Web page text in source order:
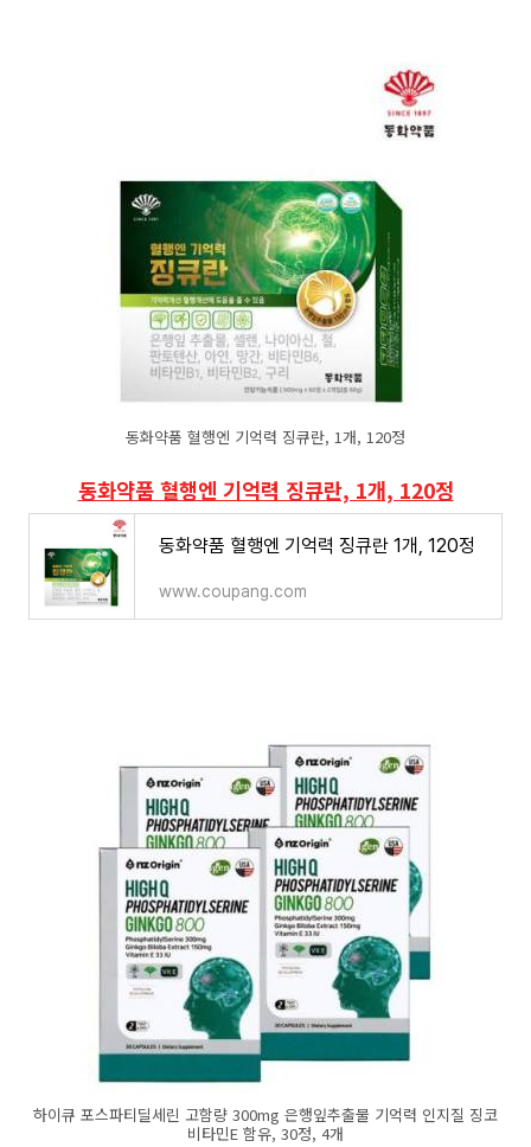
동화약품 혈행엔 기억력 징큐란, 1개, 120정
동화약품 혈행엔 기억력 징큐란, 1개, 120정
동화약품 혈행엔 기억력 징큐란 1개, 120정
www.coupang.com
하이큐 포스파티딜세린 고함량 300mg 은행잎추출물 기억력 인지질 징코
비타민E 함유, 30정, 4개